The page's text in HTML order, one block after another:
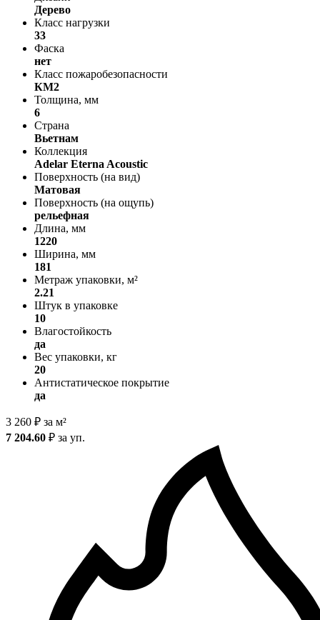
Дерево
Класс нагрузки
33
Фаска
нет
Класс пожаробезопасности
КМ2
Толщина, мм
6
Страна
Вьетнам
Коллекция
Adelar Eterna Acoustic
Поверхность (на вид)
Матовая
Поверхность (на ощупь)
рельефная
Длина, мм
1220
Ширина, мм
181
Метраж упаковки, м²
2.21
Штук в упаковке
10
Влагостойкость
да
Вес упаковки, кг
20
Антистатическое покрытие
да
3 260 ₽ за м²
7 204.60 ₽ за уп.